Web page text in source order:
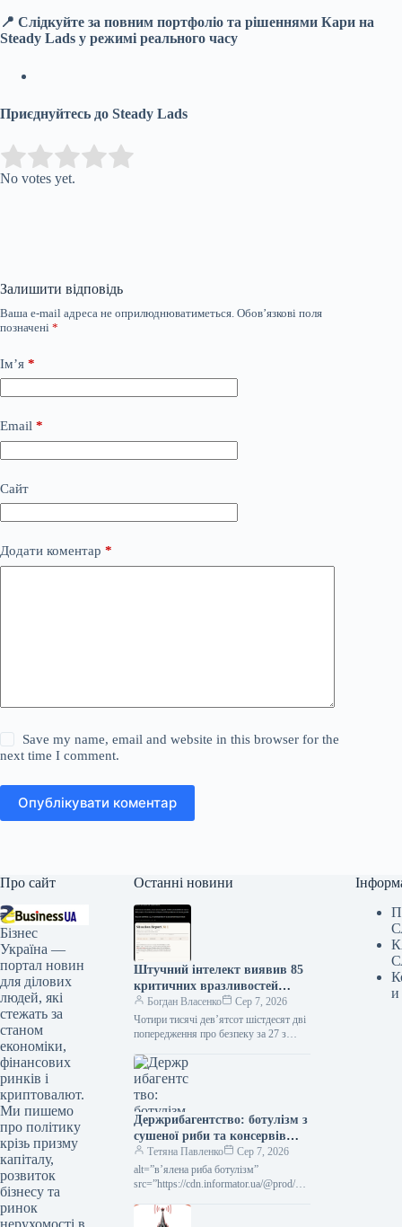
📍 Слідкуйте за повним портфоліо та рішеннями Кари на
Steady Lads у режимі реального часу
Приєднуйтесь до Steady Lads
Rate this item:
No votes yet.
Залишити відповідь
Ваша e-mail адреса не оприлюднюватиметься. Обов’язкові поля
позначені *
Ім’я *
Email *
Сайт
Додати коментар *
Save my name, email and website in this browser for the
next time I comment.
Опублікувати коментар
Про сайт
Бізнес
Україна —
портал новин
для ділових
людей, які
стежать за
станом
економіки,
фінансових
ринків і
криптовалют.
Ми пишемо
про політику
крізь призму
капіталу,
розвиток
бізнесу та
ринок
нерухомості в
Останні новини
Штучний інтелект виявив 85
критичних вразливостей
Bitcoin за 27 годин
Богдан Власенко
Сер 7, 2026
Чотири тисячі дев’ятсот шістдесят дві
попередження про безпеку за 27 з
група з шістнадцяти розробників-
волонтерів,…
Держрибагентство: ботулізм з
сушеної риби та консервів
загрожує паралічем і смертю
Тетяна Павленко
Сер 7, 2026
alt=”в’ялена риба ботулізм”
src=”https://cdn.informator.ua/@prod/_1
7.95592765.webp” width=”1200″
и